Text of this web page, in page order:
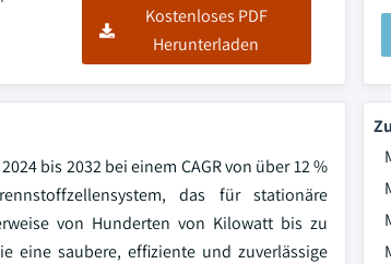
Kostenloses PDF
Herunterladen
bis 2032 bei einem CAGR von über 12 %
das für stationäre
von Hunderten von Kilowatt bis zu
eine saubere, effiziente und zuverlässige